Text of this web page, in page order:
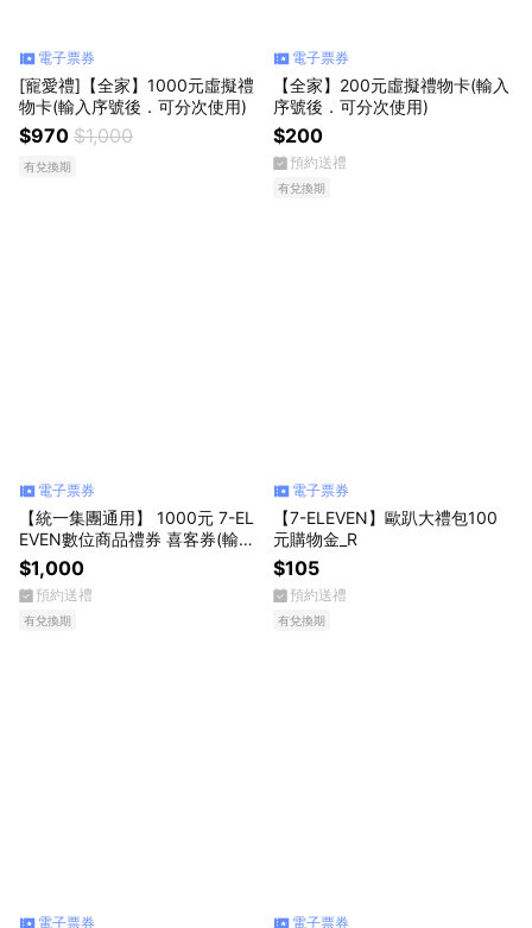
電子票券
[寵愛禮]【全家】1000元虛擬禮
物卡(輸入序號後．可分次使用)
$970 $1,000
有兌換期
電子票券
【全家】200元虛擬禮物卡(輸入
序號後．可分次使用)
$200
預約送禮
有兌換期
電子票券
【統一集團通用】 1000元 7-EL
EVEN數位商品禮券 喜客券(輸入
序號後．可分次使用)
$1,000
預約送禮
有兌換期
電子票券
【7-ELEVEN】歐趴大禮包100
元購物金_R
$105
預約送禮
有兌換期
電子票券 電子票券